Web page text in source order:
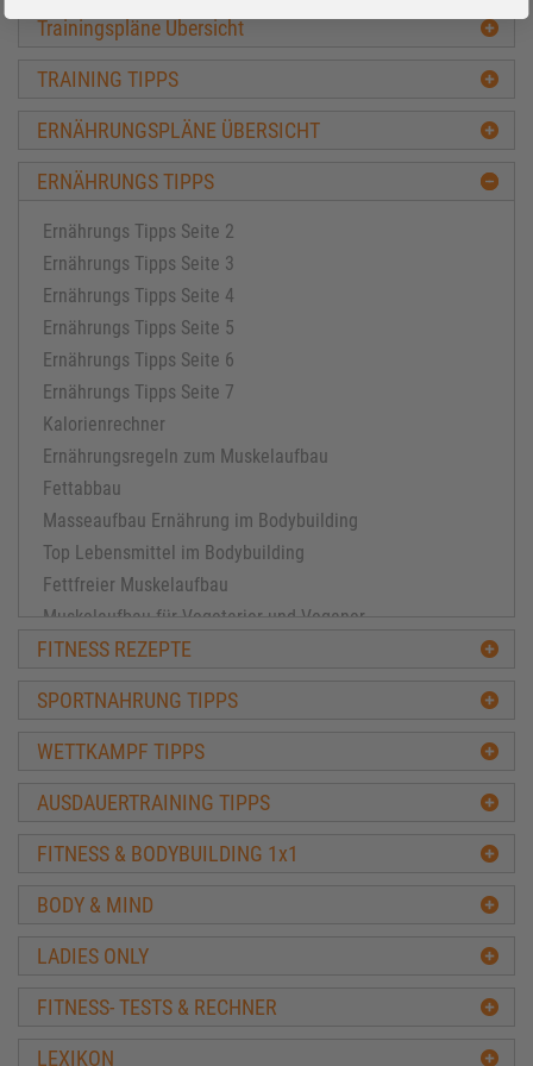
Trainingspläne Übersicht
TRAINING TIPPS
ERNÄHRUNGSPLÄNE ÜBERSICHT
ERNÄHRUNGS TIPPS
Ernährungs Tipps Seite 2
Ernährungs Tipps Seite 3
Ernährungs Tipps Seite 4
Ernährungs Tipps Seite 5
Ernährungs Tipps Seite 6
Ernährungs Tipps Seite 7
Kalorienrechner
Ernährungsregeln zum Muskelaufbau
Fettabbau
Masseaufbau Ernährung im Bodybuilding
Top Lebensmittel im Bodybuilding
Fettfreier Muskelaufbau
Muskelaufbau für Vegetarier und Veganer
Die beste Diät
Säure-Basen Ernährung
Ernährungssünden beim Muskelaufbautraining
Ernährungspyramide
Wasser für Muskelaufbau und Fitness
Mythen Fettverbrennung und Diät
Häufigsten Fehler beim Masseaufbau
Wieviel Protein hat
FITNESS REZEPTE
SPORTNAHRUNG TIPPS
WETTKAMPF TIPPS
AUSDAUERTRAINING TIPPS
FITNESS & BODYBUILDING 1x1
BODY & MIND
LADIES ONLY
FITNESS- TESTS & RECHNER
LEXIKON